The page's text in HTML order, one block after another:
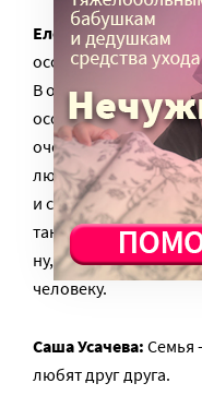
Елена Шаталова: И
особенность – она с
В отличие от всех
особенное
очень, видимо,
любит Иоанна
и смотрела фильм
такая, духовная
ну, еще не
человеку.
Саша Усачева: Семья
любят друг друга.